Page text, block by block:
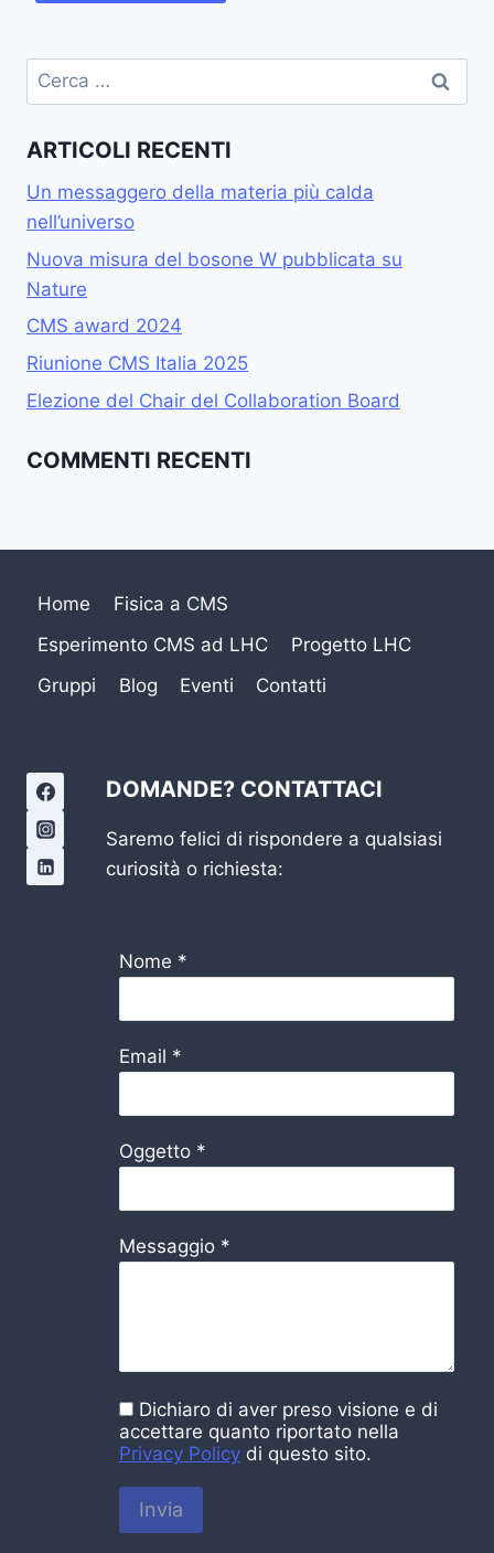
Ricerca
per:
ARTICOLI RECENTI
Un messaggero della materia più calda
nell’universo
Nuova misura del bosone W pubblicata su
Nature
CMS award 2024
Riunione CMS Italia 2025
Elezione del Chair del Collaboration Board
COMMENTI RECENTI
Home
Fisica a CMS
Esperimento CMS ad LHC
Progetto LHC
Gruppi
Blog Eventi Contatti
DOMANDE? CONTATTACI
Saremo felici di rispondere a qualsiasi
curiosità o richiesta:
Nome *
Email *
Oggetto *
Messaggio *
Dichiaro di aver preso visione e di
accettare quanto riportato nella
Privacy Policydi questo sito.
Invia